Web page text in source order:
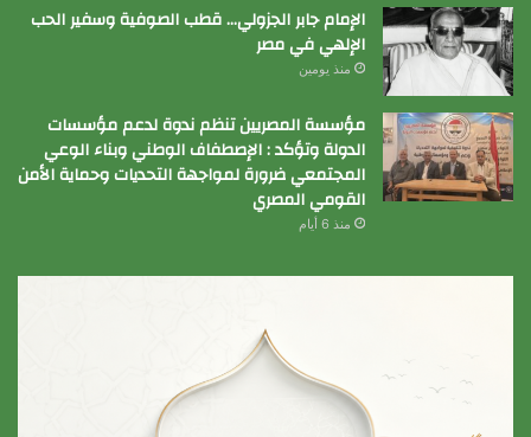
الإمام جابر الجزولي… قطب الصوفية وسفير الحب
الإلهي في مصر
منذ يومين
مؤسسة المصريين تنظم ندوة لدعم مؤسسات
الدولة وتؤكد : الإصطفاف الوطني وبناء الوعي
المجتمعي ضرورة لمواجهة التحديات وحماية الأمن
القومي المصري
منذ 6 أيام